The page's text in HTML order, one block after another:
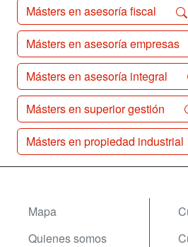
Másters en asesoría fiscal
Másters en asesoría empresas
Másters en asesoría integral
Másters en superior gestión
Másters en propiedad industrial
Mapa
Quienes somos